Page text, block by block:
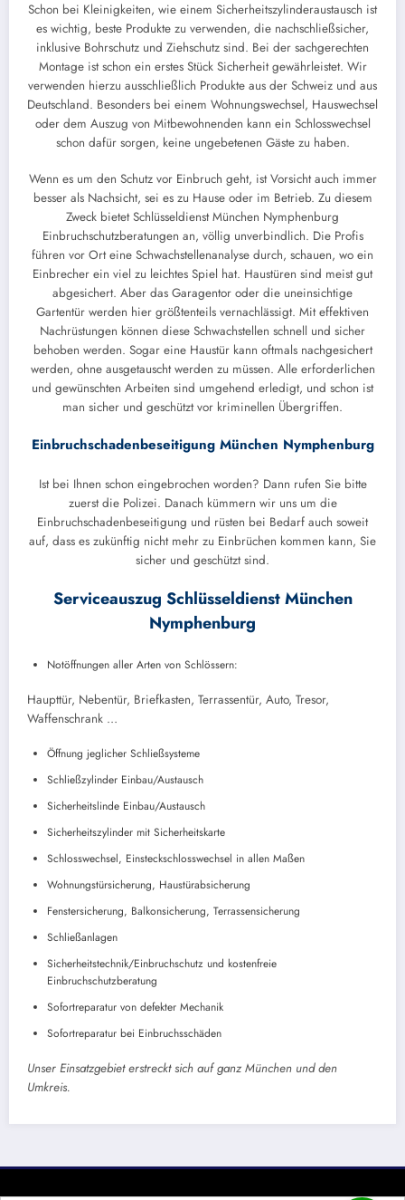
Schon bei Kleinigkeiten, wie einem Sicherheitszylinderaustausch ist
es wichtig, beste Produkte zu verwenden, die nachschließsicher,
inklusive Bohrschutz und Ziehschutz sind. Bei der sachgerechten
Montage ist schon ein erstes Stück Sicherheit gewährleistet. Wir
verwenden hierzu ausschließlich Produkte aus der Schweiz und aus
Deutschland. Besonders bei einem Wohnungswechsel, Hauswechsel
oder dem Auszug von Mitbewohnenden kann ein Schlosswechsel
schon dafür sorgen, keine ungebetenen Gäste zu haben.
Wenn es um den Schutz vor Einbruch geht, ist Vorsicht auch immer
besser als Nachsicht, sei es zu Hause oder im Betrieb. Zu diesem
Zweck bietet Schlüsseldienst München Nymphenburg
Einbruchschutzberatungen an, völlig unverbindlich. Die Profis
führen vor Ort eine Schwachstellenanalyse durch, schauen, wo ein
Einbrecher ein viel zu leichtes Spiel hat. Haustüren sind meist gut
abgesichert. Aber das Garagentor oder die uneinsichtige
Gartentür werden hier größtenteils vernachlässigt. Mit effektiven
Nachrüstungen können diese Schwachstellen schnell und sicher
behoben werden. Sogar eine Haustür kann oftmals nachgesichert
werden, ohne ausgetauscht werden zu müssen. Alle erforderlichen
und gewünschten Arbeiten sind umgehend erledigt, und schon ist
man sicher und geschützt vor kriminellen Übergriffen.
Einbruchschadenbeseitigung München Nymphenburg
Ist bei Ihnen schon eingebrochen worden? Dann rufen Sie bitte
zuerst die Polizei. Danach kümmern wir uns um die
Einbruchschadenbeseitigung und rüsten bei Bedarf auch soweit
auf, dass es zukünftig nicht mehr zu Einbrüchen kommen kann, Sie
sicher und geschützt sind.
Serviceauszug Schlüsseldienst München
Nymphenburg
Notöffnungen aller Arten von Schlössern:
Haupttür, Nebentür, Briefkasten, Terrassentür, Auto, Tresor,
Waffenschrank …
Öffnung jeglicher Schließsysteme
Schließzylinder Einbau/Austausch
Sicherheitslinde Einbau/Austausch
Sicherheitszylinder mit Sicherheitskarte
Schlosswechsel, Einsteckschlosswechsel in allen Maßen
Wohnungstürsicherung, Haustürabsicherung
Fenstersicherung, Balkonsicherung, Terrassensicherung
Schließanlagen
Sicherheitstechnik/Einbruchschutz und kostenfreie
Einbruchschutzberatung
Sofortreparatur von defekter Mechanik
Sofortreparatur bei Einbruchsschäden
Unser Einsatzgebiet erstreckt sich auf ganz München und den
Umkreis.